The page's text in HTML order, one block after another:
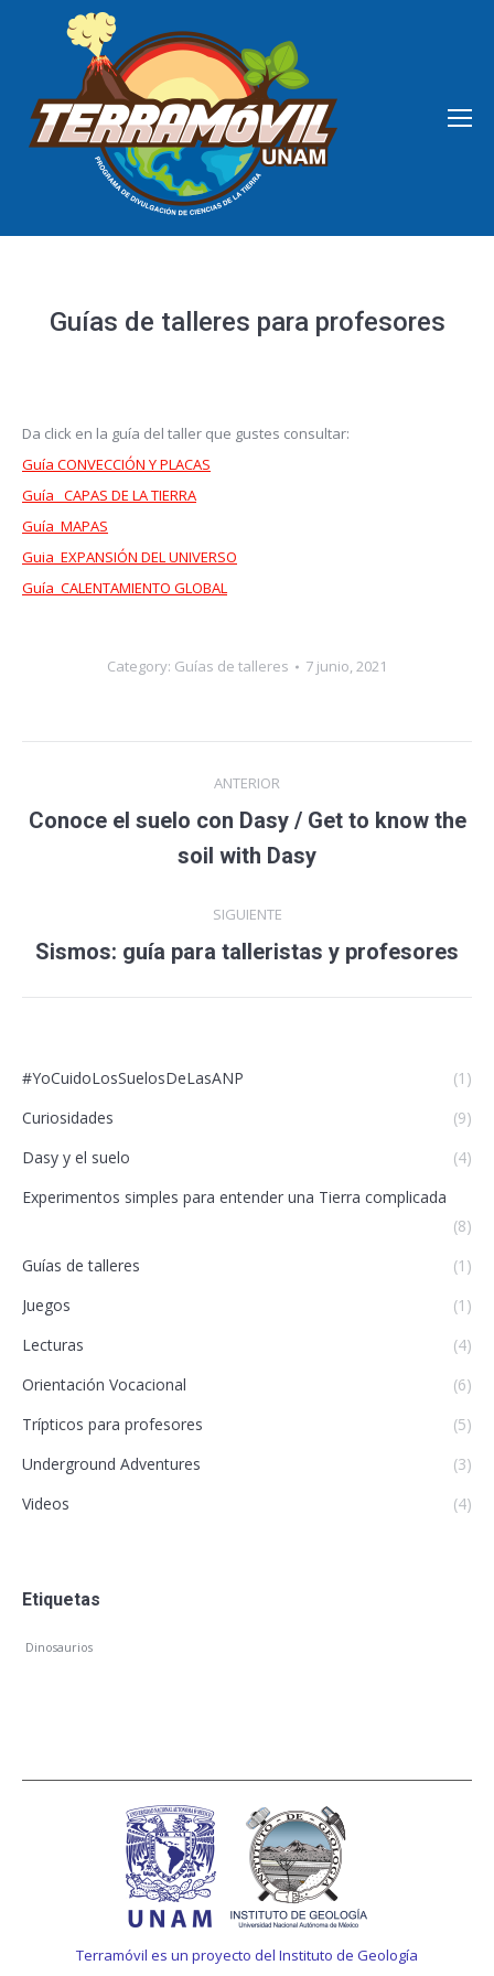
Guías de talleres para profesores
Da click en la guía del taller que gustes consultar:
Guía CONVECCIÓN Y PLACAS
Guía _CAPAS DE LA TIERRA
Guía_MAPAS
Guia_EXPANSIÓN DEL UNIVERSO
Guía_CALENTAMIENTO GLOBAL
Category: Guías de talleres 7 junio, 2021
entre
publicaciones
ANTERIOR
Publicación
anterior:
Conoce el suelo con Dasy / Get to know the
soil with Dasy
SIGUIENTE
Publicación
siguiente:
Sismos: guía para talleristas y profesores
#YoCuidoLosSuelosDeLasANP
(1)
Curiosidades
(9)
Dasy y el suelo
(4)
Experimentos simples para entender una Tierra complicada
(8)
Guías de talleres
(1)
Juegos
(1)
Lecturas
(4)
Orientación Vocacional
(6)
Trípticos para profesores
(5)
Underground Adventures
(3)
Videos
(4)
Etiquetas
Dinosaurios
Terramóvil es un proyecto del Instituto de Geología